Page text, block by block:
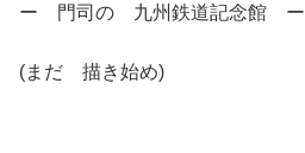
ー 門司の 九州鉄道記念館 ー
(まだ 描き始め)